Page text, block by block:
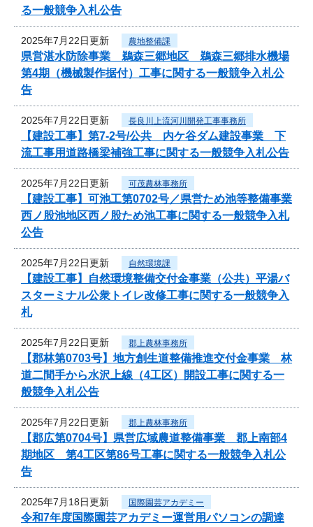
る一般競争入札公告
2025年7月22日更新 農地整備課
県営湛水防除事業 鵜森三郷地区 鵜森三郷排水機場
第4期（機械製作据付）工事に関する一般競争入札公
告
2025年7月22日更新 長良川上流河川開発工事事務所
【建設工事】第7-2号/公共 内ケ谷ダム建設事業 下
流工事用道路橋梁補強工事に関する一般競争入札公告
2025年7月22日更新 可茂農林事務所
【建設工事】可池工第0702号／県営ため池等整備事業
西ノ股池地区西ノ股ため池工事に関する一般競争入札
公告
2025年7月22日更新 自然環境課
【建設工事】自然環境整備交付金事業（公共）平湯バ
スターミナル公衆トイレ改修工事に関する一般競争入
札
2025年7月22日更新 郡上農林事務所
【郡林第0703号】地方創生道整備推進交付金事業 林
道二間手から水沢上線（4工区）開設工事に関する一
般競争入札公告
2025年7月22日更新 郡上農林事務所
【郡広第0704号】県営広域農道整備事業 郡上南部4
期地区 第4工区第86号工事に関する一般競争入札公
告
2025年7月18日更新 国際園芸アカデミー
令和7年度国際園芸アカデミー運営用パソコンの調達